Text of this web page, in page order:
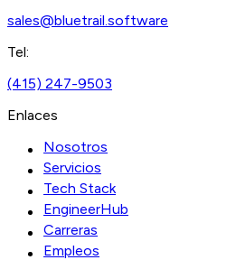
sales@bluetrail.software
Tel:
(415) 247-9503
Enlaces
Nosotros
Servicios
Tech Stack
EngineerHub
Carreras
Empleos